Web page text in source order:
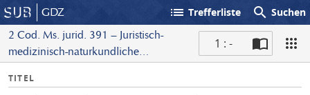
GDZ list Trefferliste search Suchen
2 Cod. Ms. jurid. 391 – Juristisch-
medizinisch-naturkundliche
1 : -
I
TITEL